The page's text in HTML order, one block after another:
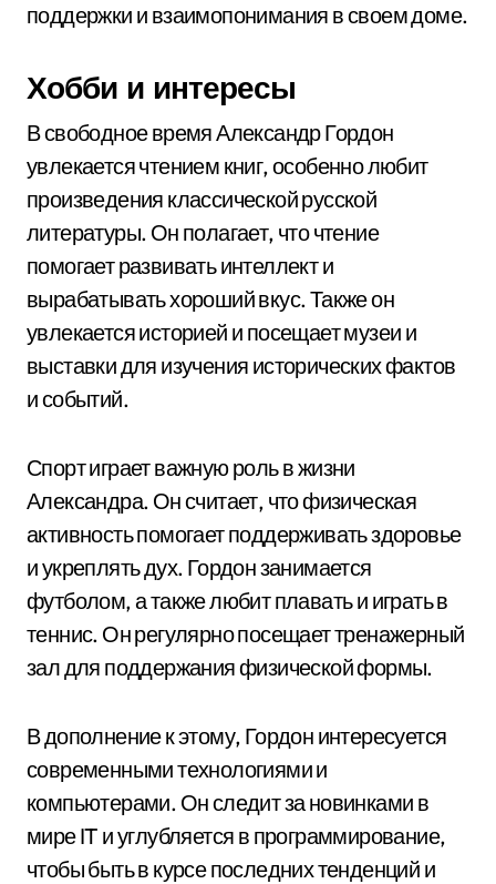
поддержки и взаимопонимания в своем доме.
Хобби и интересы
В свободное время Александр Гордон
увлекается чтением книг, особенно любит
произведения классической русской
литературы. Он полагает, что чтение
помогает развивать интеллект и
вырабатывать хороший вкус. Также он
увлекается историей и посещает музеи и
выставки для изучения исторических фактов
и событий.
Спорт играет важную роль в жизни
Александра. Он считает, что физическая
активность помогает поддерживать здоровье
и укреплять дух. Гордон занимается
футболом, а также любит плавать и играть в
теннис. Он регулярно посещает тренажерный
зал для поддержания физической формы.
В дополнение к этому, Гордон интересуется
современными технологиями и
компьютерами. Он следит за новинками в
мире IT и углубляется в программирование,
чтобы быть в курсе последних тенденций и